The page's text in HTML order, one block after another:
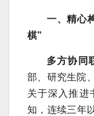
一、精心
棋”
多方协同
部、研究生院
关于深入推进
知，连续三年